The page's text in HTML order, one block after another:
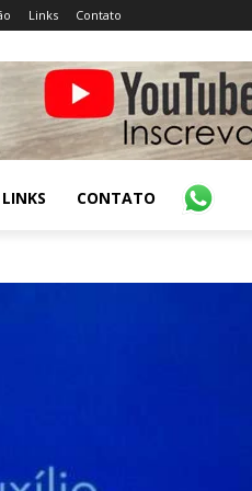
Links Contato
LINKS CONTATO